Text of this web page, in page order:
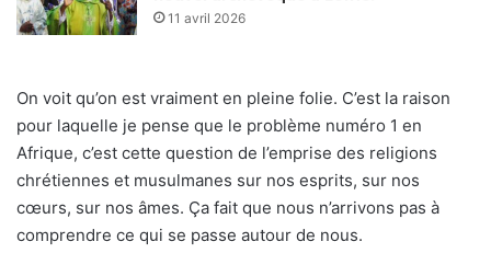
11 avril 2026
On voit qu’on est vraiment en pleine folie. C’est la raison
pour laquelle je pense que le problème numéro 1 en
Afrique, c’est cette question de l’emprise des religions
chrétiennes et musulmanes sur nos esprits, sur nos
cœurs, sur nos âmes. Ça fait que nous n’arrivons pas à
comprendre ce qui se passe autour de nous.